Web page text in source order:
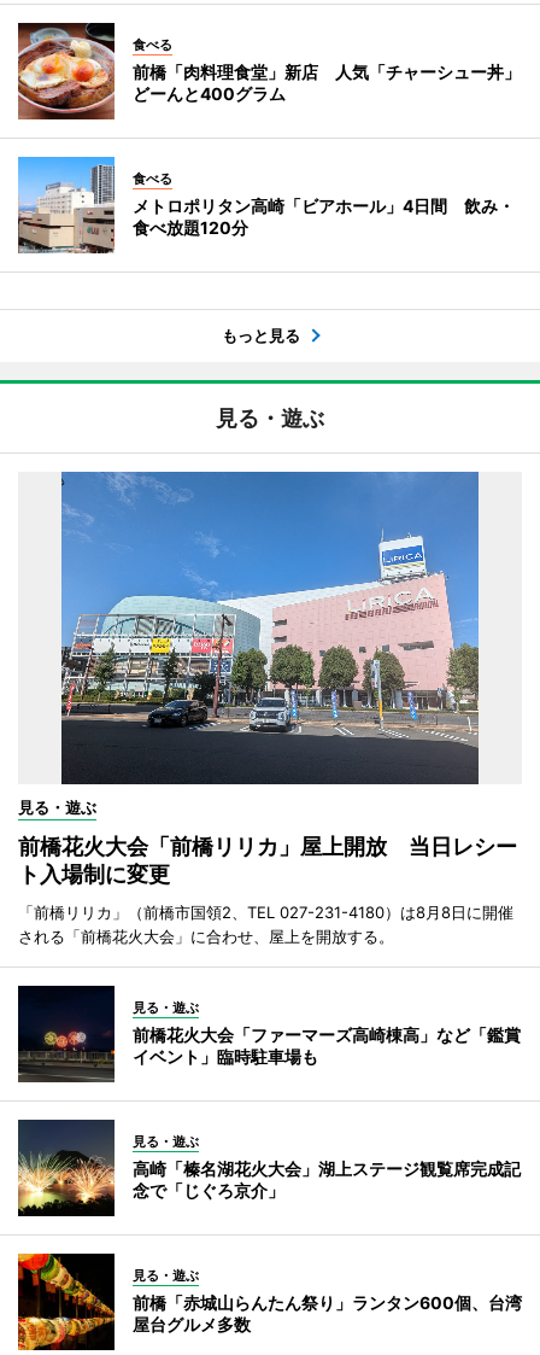
食べる
前橋「肉料理食堂」新店 人気「チャーシュー丼」
どーんと400グラム
食べる
メトロポリタン高崎「ビアホール」4日間 飲み・
食べ放題120分
もっと見る
見る・遊ぶ
見る・遊ぶ
前橋花火大会「前橋リリカ」屋上開放 当日レシー
ト入場制に変更
「前橋リリカ」（前橋市国領2、TEL 027-231-4180）は8月8日に開催
される「前橋花火大会」に合わせ、屋上を開放する。
見る・遊ぶ
前橋花火大会「ファーマーズ高崎棟高」など「鑑賞
イベント」臨時駐車場も
見る・遊ぶ
高崎「榛名湖花火大会」湖上ステージ観覧席完成記
念で「じぐろ京介」
見る・遊ぶ
前橋「赤城山らんたん祭り」ランタン600個、台湾
屋台グルメ多数